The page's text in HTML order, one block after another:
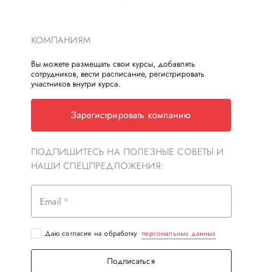
КОМПАНИЯМ
Вы можете размещать свои курсы, добавлять
сотрудников, вести расписание, регистрировать
участников внутри курса.
Зарегистрировать компанию
ПОДПИШИТЕСЬ НА ПОЛЕЗНЫЕ СОВЕТЫ И
НАШИ СПЕЦПРЕДЛОЖЕНИЯ:
Email
Даю согласие на обработку персональных данных
Подписаться